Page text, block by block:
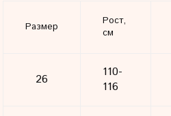
Размер
Рост,
см
26
110-
116